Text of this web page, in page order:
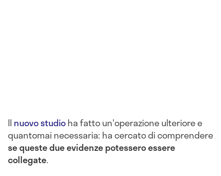
Il nuovo studioha fatto un'operazione ulteriore e
quantomai necessaria: ha cercato di comprendere
se queste due evidenze potessero essere
collegate.